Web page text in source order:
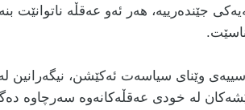
جێندەرییە، هەر ئەو عەقڵە ناتوانێت
وێنای سیاسەت ئەكێشن، نیگەرانین
لە خودی عەقڵەكانەوە سەرچاوە